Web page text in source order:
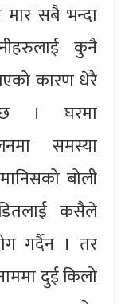
सबै भन्दा
कुनै
कारण धेरै
। घरमा
समस्या
बोली
कसैले
गर्दैन । तर
दुई किलो